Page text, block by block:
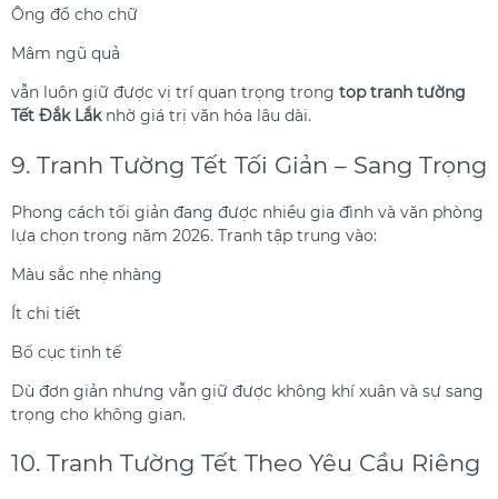
Ông đồ cho chữ
Mâm ngũ quả
vẫn luôn giữ được vị trí quan trọng trong top tranh tường
Tết Đắk Lắknhờ giá trị văn hóa lâu dài.
9. Tranh Tường Tết Tối Giản – Sang Trọng
Phong cách tối giản đang được nhiều gia đình và văn phòng
lựa chọn trong năm 2026. Tranh tập trung vào:
Màu sắc nhẹ nhàng
Ít chi tiết
Bố cục tinh tế
Dù đơn giản nhưng vẫn giữ được không khí xuân và sự sang
trọng cho không gian.
10. Tranh Tường Tết Theo Yêu Cầu Riêng